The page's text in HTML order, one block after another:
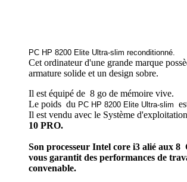
PC HP 8200 Elite Ultra-slim reconditionné.
Cet ordinateur d'une grande marque
armature solide et un design sobre.
Il est équipé de 8 go de mémoire vive.
Le poids du PC HP 8200 Elite Ultra-slim
Il est vendu avec le Système d'exploitation
10 PRO.
Son processeur Intel core i3 alié aux 8
vous garantit des performances de
convenable.